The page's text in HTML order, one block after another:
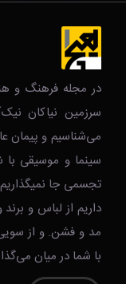
در مجله فرهنگ و
سرزمین نیاکان
می‌شناسیم و پیمان
سینما و موسیقی با
تجسمی جا
داریم از لباس و
مد و فشن. و از
با شما در میان